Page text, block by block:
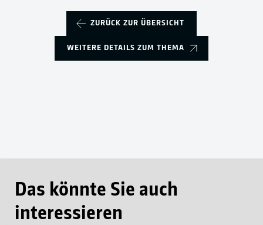
ZURÜCK ZUR ÜBERSICHT
WEITERE DETAILS ZUM THEMA
Das könnte Sie auch
interessieren